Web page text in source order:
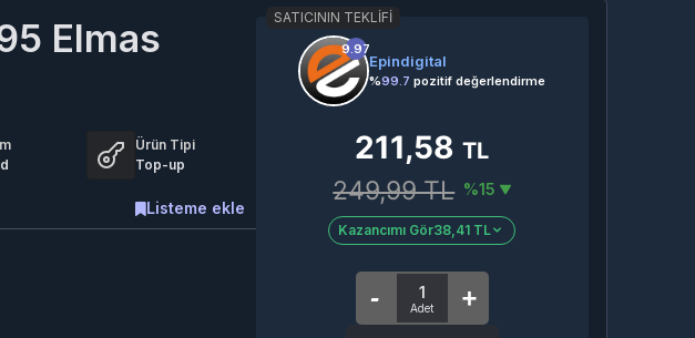
Elmas
Ürün Tipi
Top-up
Listeme ekle
SATICININ TEKLIFI
9.97
Epindigital
%99.7 pozitif değerlendirme
211,58TL
249,99 TL %15
Kazancımı Gör38,41 TL